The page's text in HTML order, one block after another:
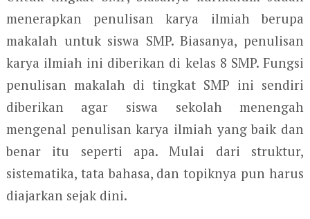
menerapkan penulisan karya ilmiah berupa
makalah untuk siswa SMP. Biasanya, penulisan
karya ilmiah ini diberikan di kelas 8 SMP. Fungsi
penulisan makalah di tingkat SMP ini sendiri
diberikan agar siswa sekolah menengah
mengenal penulisan karya ilmiah yang baik dan
benar itu seperti apa. Mulai dari struktur,
sistematika, tata bahasa, dan topiknya pun harus
diajarkan sejak dini.